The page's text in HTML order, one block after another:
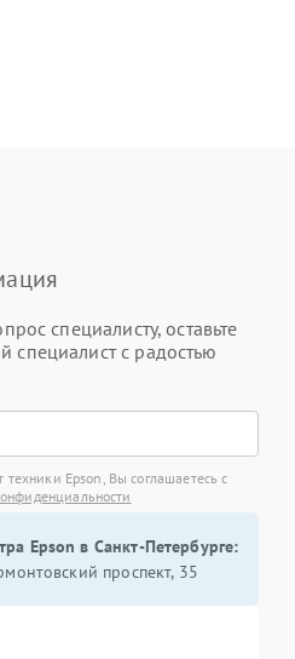
специалисту, оставьте
с радостью
техники Epson, Вы соглашаетесь с
Epson в Санкт-Петербурге:
проспект, 35